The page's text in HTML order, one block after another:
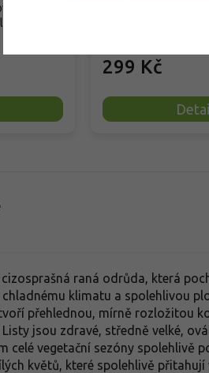
a
299 Kč
cizosprašná raná odrůda, která
klimatu a spolehlivou
přehlednou, mírně rozložitou
jsou zdravé, středně velké,
celé vegetační sezóny spolehlivě
květů, které spolehlivě